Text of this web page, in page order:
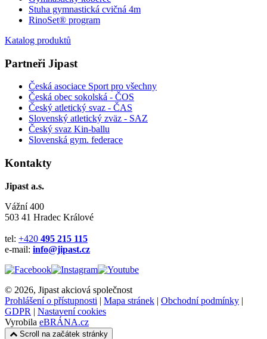
Stuha gymnastická cvičná 4m
RinoSet® program
Katalog produktů
Partneři Jipast
Česká asociace Sport pro všechny
Česká obec sokolská - ČOS
Český atletický svaz - ČAS
Slovenský atletický zväz - SAZ
Český svaz Kin-ballu
Slovenská gym. federace
Kontakty
Jipast a.s.
Vážní 400
503 41 Hradec Králové
tel: +420 495 215 115
e-mail: info@jipast.cz
© 2026, Jipast akciová společnost
Prohlášení o přístupnosti | Mapa stránek | Obchodní podmínky |
GDPR | Nastavení cookies
Vyrobila eBRÁNA.cz
Scroll na začátek stránky